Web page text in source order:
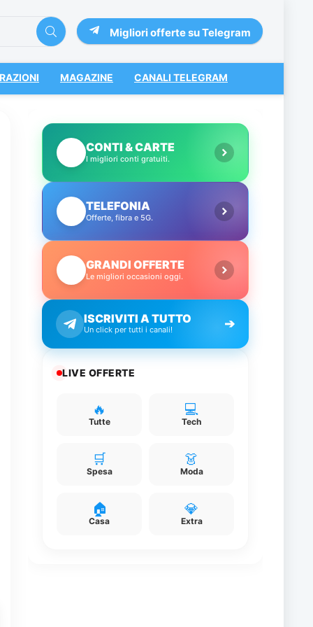
Migliori offerte su Telegram
MAGAZINE CANALI TELEGRAM
CONTI & CARTE
I migliori conti gratuiti.
TELEFONIA
Offerte, fibra e 5G.
GRANDI OFFERTE
Le migliori occasioni oggi.
ISCRIVITI A TUTTO
Un click per tutti i canali! ➔
LIVE OFFERTE
🔥
Tutte
💻
Tech
🛒
Spesa
👗
Moda
🏠
Casa
💎
Extra